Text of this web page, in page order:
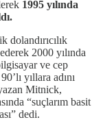
1995 yılında
dolandırıcılık
2000 yılında
ve cep
yıllara adını
Mitnick,
“suçlarım basit
dedi.